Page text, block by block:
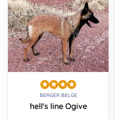
BERGER BELGE
hell's line Ogive